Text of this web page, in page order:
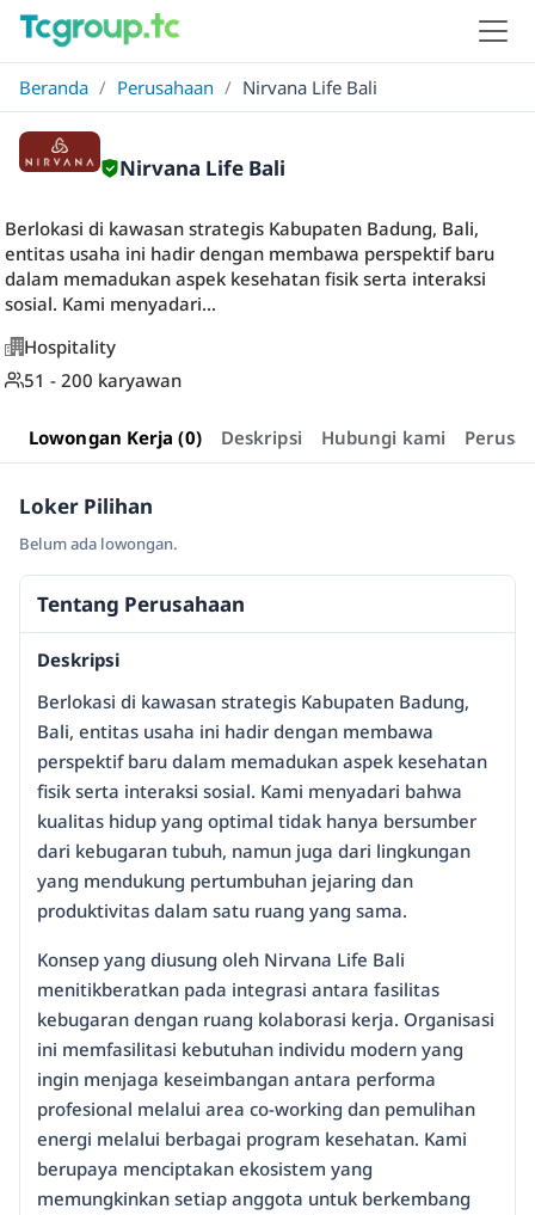
Beranda / Perusahaan / Nirvana Life Bali
Nirvana Life Bali
Berlokasi di kawasan strategis Kabupaten Badung, Bali,
entitas usaha ini hadir dengan membawa perspektif baru
dalam memadukan aspek kesehatan fisik serta interaksi
sosial. Kami menyadari...
Hospitality
51 - 200 karyawan
Lowongan Kerja (0) Deskripsi Hubungi kami
Loker Pilihan
Belum ada lowongan.
Tentang Perusahaan
Deskripsi
Berlokasi di kawasan strategis Kabupaten Badung,
Bali, entitas usaha ini hadir dengan membawa
perspektif baru dalam memadukan aspek kesehatan
fisik serta interaksi sosial. Kami menyadari bahwa
kualitas hidup yang optimal tidak hanya bersumber
dari kebugaran tubuh, namun juga dari lingkungan
yang mendukung pertumbuhan jejaring dan
produktivitas dalam satu ruang yang sama.
Konsep yang diusung oleh Nirvana Life Bali
menitikberatkan pada integrasi antara fasilitas
kebugaran dengan ruang kolaborasi kerja. Organisasi
ini memfasilitasi kebutuhan individu modern yang
ingin menjaga keseimbangan antara performa
profesional melalui area co-working dan pemulihan
energi melalui berbagai program kesehatan. Kami
berupaya menciptakan ekosistem yang
memungkinkan setiap anggota untuk berkembang